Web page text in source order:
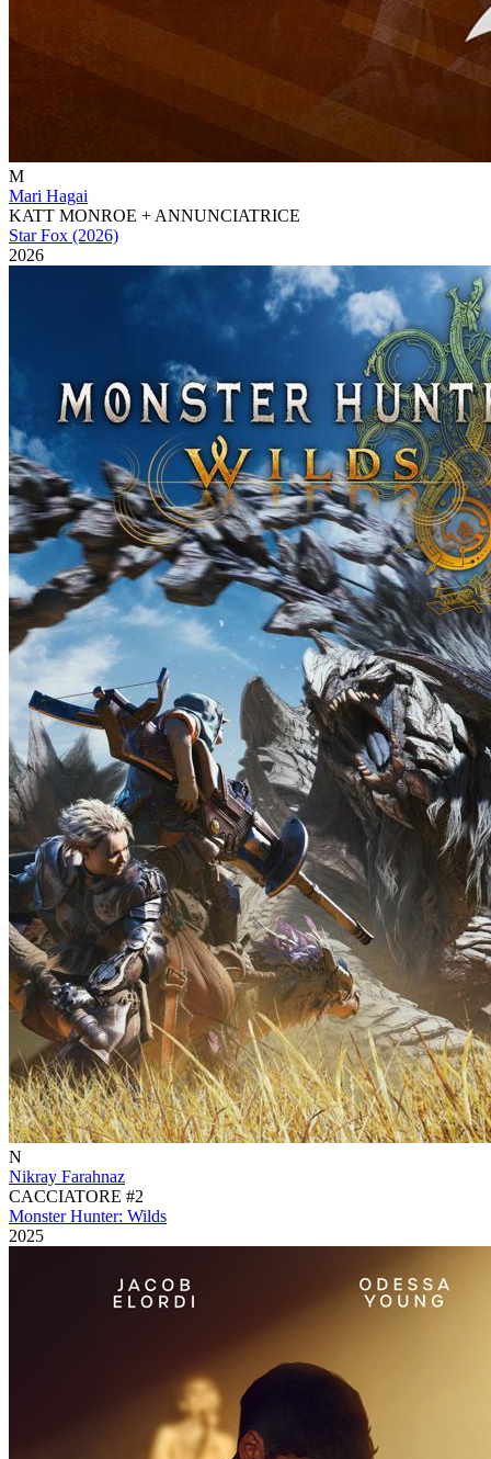
M
Mari Hagai
KATT MONROE + ANNUNCIATRICE
Star Fox (2026)
2026
N
Nikray Farahnaz
CACCIATORE #2
Monster Hunter: Wilds
2025